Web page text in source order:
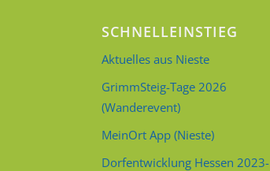
SCHNELLEINSTIEG
Aktuelles aus Nieste
GrimmSteig-Tage 2026
(Wanderevent)
MeinOrt App (Nieste)
Dorfentwicklung Hessen 2023-